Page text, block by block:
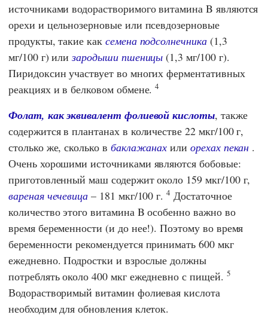
источниками водорастворимого витамина B являются
орехи и цельнозерновые или псевдозерновые
продукты, такие как семена подсолнечника(1,3
мг/100 г) илизародыши пшеницы (1,3 мг/100 г).
Пиридоксин участвует во многих ферментативных
реакциях и в белковом обмене.4
Фолат, как эквивалент фолиевой кислоты, также
содержится в плантанах в количестве 22 мкг/100 г,
столько же, сколько в баклажанах илиорехах пекан .
Очень хорошими источниками являются бобовые:
приготовленный маш содержит около 159 мкг/100 г,
вареная чечевица – 181 мкг/100 г.4 Достаточное
количество этого витамина B особенно важно во
время беременности (и до нее!). Поэтому во время
беременности рекомендуется принимать 600 мкг
ежедневно. Подростки и взрослые должны
потреблять около 400 мкг ежедневно с пищей. 5
Водорастворимый витамин фолиевая кислота
необходим для обновления клеток.